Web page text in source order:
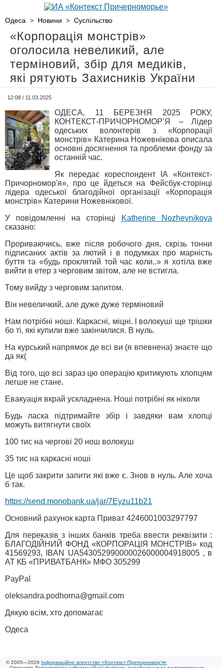
Одеса > Новини > Суспільство
«Корпорація монстрів»
оголосила невеликий, але
терміновий, збір для медиків,
які рятують Захисників України
12:08 / 11.03.2025
ОДЕСА, 11 БЕРЕЗНЯ 2025 РОКУ,
КОНТЕКСТ-ПРИЧОРНОМОР’Я – Лідер
одеських волонтерів з «Корпорації
монстрів» Катерина Ножевнікова описала
основні досягнення та проблеми фонду за
останній час.
Як передає кореспондент ІА «Контекст-
Причорномор'я», про це йдеться на Фейсбук-сторінці
лідера одеської благодійної організації «Корпорація
монстрів» Катерини Ножевнікової.
У повідомленні на сторінці
Katherine Nozhevnikova
сказано:
Прориваючись, вже після робочого дня, скрізь тонни
підписаних актів за лютий і в подумках про марність
буття та «будь проклятий той час коли..» я хотіла вже
вийти в етер з черговим звітом, але не встигла.
Тому вийду з черговим запитом.
Він невеличкий, але дуже дуже терміновий
Нам потрібні ноші. Каркасні, міцні. І волокуші ще трішки
бо ті, які купили вже закінчилися. В нуль.
На курський напрямок де всі ви (я впевнена) знаєте що
да як(
Від того, що всі зараз цю операцію критикують хлопцям
легше не стане.
Евакуація вкрай ускладнена. Ноші потрібні як ніколи
Будь ласка підтримайте збір і завдяки вам хлопці
можуть витягнути своїх
100 тис на чергові 20 нош волокуш
35 тис на каркасні ноші
Це щоб закрити запити які вже є. Знов в нуль. Але хоча
б так.
https://send.monobank.ua/jar/7Eyzu11b21
Основний рахунок карта Приват 4246001003297797
Для переказів з інших банків треба ввести реквізити :
БЛАГОДІЙНИЙ ФОНД «КОРПОРАЦІЯ МОНСТРІВ» код
41569293, IBAN UA543052990000026000004918005 , в
АТ КБ «ПРИВАТБАНК» МФО 305299
PayPal
oleksandra.podhorna@gmail.com
Дякую всім, хто допомагає
Одеса
© 2005—2026 Інформаційне агентство «Контекст-Причорномор'я»